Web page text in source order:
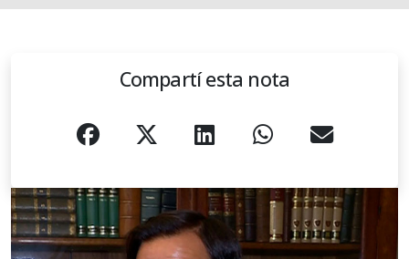
Compartí esta nota